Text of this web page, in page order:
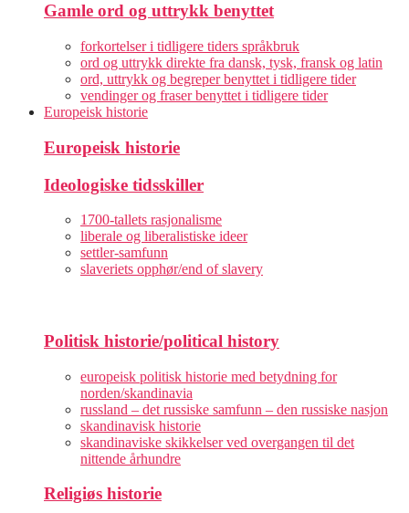
Gamle ord og uttrykk benyttet
forkortelser i tidligere tiders språkbruk
ord og uttrykk direkte fra dansk, tysk, fransk og latin
ord, uttrykk og begreper benyttet i tidligere tider
vendinger og fraser benyttet i tidligere tider
Europeisk historie
Europeisk historie
Ideologiske tidsskiller
1700-tallets rasjonalisme
liberale og liberalistiske ideer
settler-samfunn
slaveriets opphør/end of slavery
Politisk historie/political history
europeisk politisk historie med betydning for
norden/skandinavia
russland – det russiske samfunn – den russiske nasjon
skandinavisk historie
skandinaviske skikkelser ved overgangen til det
nittende århundre
Religiøs historie